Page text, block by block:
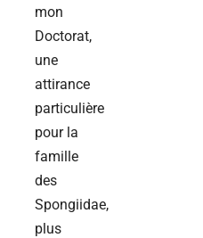
mon
Doctorat,
une
attirance
particulière
pour la
famille
des
Spongiidae,
plus